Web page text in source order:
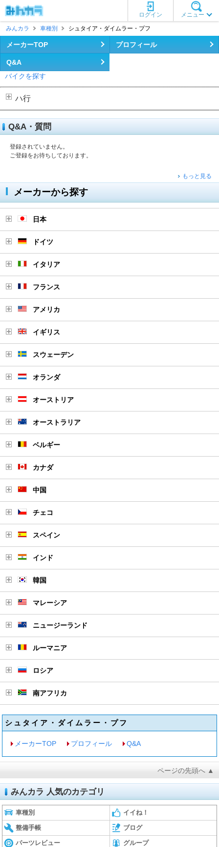
メニュー
ログイン
みんカラ
車種別 シュタイア・ダイムラー・プフ
メーカーTOP プロフィール
Q&A
バイクを探す
ハ行
Q&A・質問
登録されていません。
ご登録をお待ちしております。
もっと見る
メーカーから探す
日本
ドイツ
イタリア
フランス
アメリカ
イギリス
スウェーデン
オランダ
オーストリア
オーストラリア
ベルギー
カナダ
中国
チェコ
スペイン
インド
韓国
マレーシア
ニュージーランド
ルーマニア
ロシア
南アフリカ
シュタイア・ダイムラー・プフ
メーカーTOP プロフィール Q&A
ページの先頭へ ▲
みんカラ 人気のカテゴリ
車種別 イイね！
整備手帳 ブログ
パーツレビュー グループ